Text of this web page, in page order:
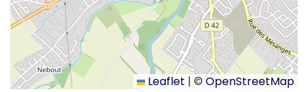
Leaflet | © OpenStreetMap